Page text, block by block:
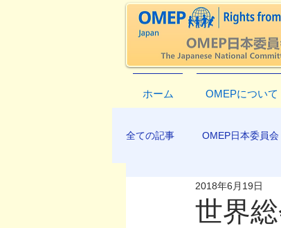
ホーム OMEPについて
全ての記事 OMEP日本委員会
EXCO-COMMUNICATION
世界
2018年6月19日